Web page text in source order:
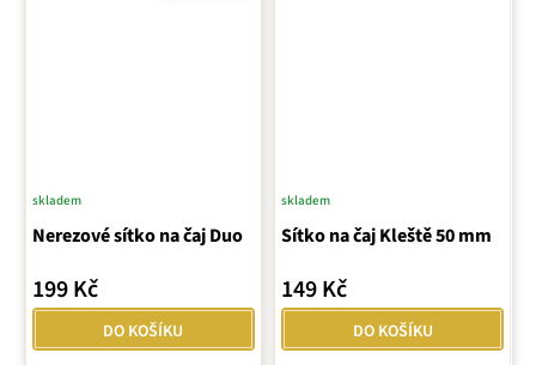
Nerezové sítko na čaj Duo
skladem
199 Kč
DO KOŠÍKU
Sítko na čaj Kleště 50 mm
Průměrné
hodnocení
je
z
skladem
149 Kč
DO KOŠÍKU